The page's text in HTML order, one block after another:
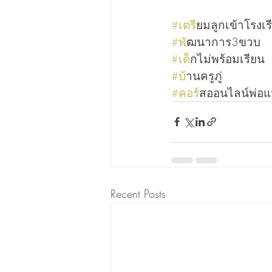
#เตรยมลูกเข้าโรงเ
#พัฒนาการ3ขวบ
#เด็กไม่พร้อมเรียน
#บ้านครูภู่
#คอรสออนไลน์พ่อ
Recent Posts